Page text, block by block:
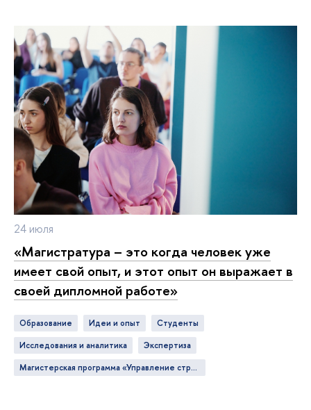
24 июля
«Магистратура – это когда человек уже
имеет свой опыт, и этот опыт он выражает в
своей дипломной работе»
Образование идеи и опыт
студенты
исследования и аналитика
экспертиза
Магистерская программа «Управление стратегическими коммуникациями»